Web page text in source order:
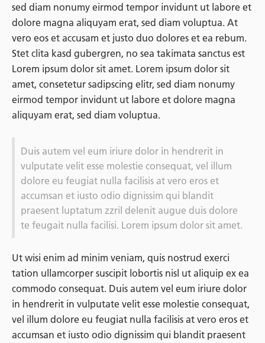
sed diam nonumy eirmod tempor invidunt ut labore et
dolore magna aliquyam erat, sed diam voluptua. At
vero eos et accusam et justo duo dolores et ea rebum.
Stet clita kasd gubergren, no sea takimata sanctus est
Lorem ipsum dolor sit amet. Lorem ipsum dolor sit
amet, consetetur sadipscing elitr, sed diam nonumy
eirmod tempor invidunt ut labore et dolore magna
aliquyam erat, sed diam voluptua.
Duis autem vel eum iriure dolor in hendrerit in
vulputate velit esse molestie consequat, vel illum
dolore eu feugiat nulla facilisis at vero eros et
accumsan et iusto odio dignissim qui blandit
praesent luptatum zzril delenit augue duis dolore
te feugait nulla facilisi. Lorem ipsum dolor sit amet.
Ut wisi enim ad minim veniam, quis nostrud exerci
tation ullamcorper suscipit lobortis nisl ut aliquip ex ea
commodo consequat. Duis autem vel eum iriure dolor
in hendrerit in vulputate velit esse molestie consequat,
vel illum dolore eu feugiat nulla facilisis at vero eros et
accumsan et iusto odio dignissim qui blandit praesent